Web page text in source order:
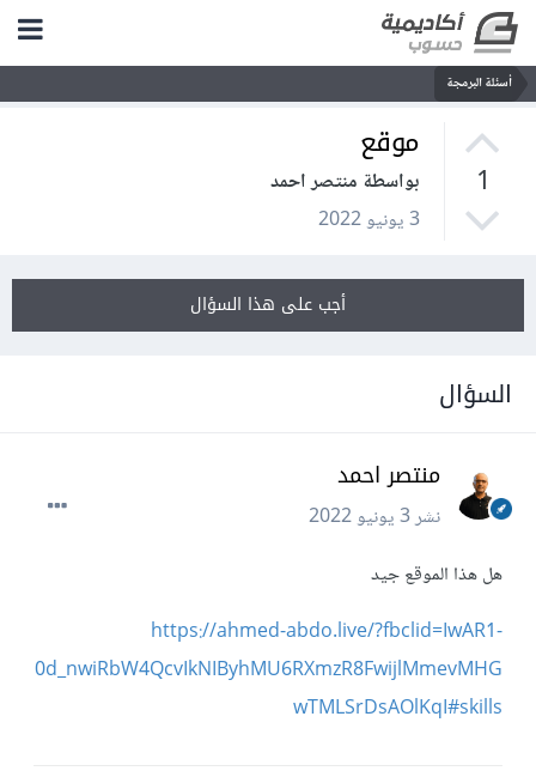
أسئلة البرمجة
1
موقع
بواسطة منتصر احمد
3 يونيو 2022
أجب على هذا السؤال
السؤال
منتصر احمد
نشر3 يونيو 2022
هل هذا الموقع جيد
https://ahmed-abdo.live/?fbclid=IwAR1-
0d_nwiRbW4QcvIkNIByhMU6RXmzR8FwijlMmevMHG
wTMLSrDsAOlKqI#skills